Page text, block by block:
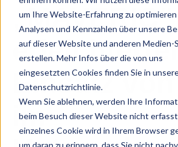
um Ihre Website-Erfahrung zu optimieren
Analysen und Kennzahlen über unsere
auf dieser Website und anderen Medien-
erstellen. Mehr Infos über die von uns
eingesetzten Cookies finden Sie in
Datenschutzrichtlinie.
Wenn Sie ablehnen, werden Ihre
beim Besuch dieser Website nicht
einzelnes Cookie wird in Ihrem Browser
um daran zu erinnern, dass Sie nicht
„MAVERIC“
Einsatz von
im